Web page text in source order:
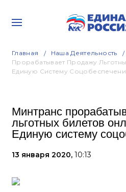
Главная Наша Деятельность
Прорабатывает Продажу
Единую Систему
Минтранс
льготных билетов
Единую систему
13 января 2020, 10:13